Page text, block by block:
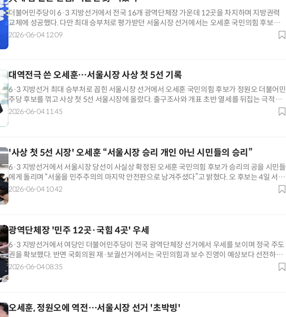
더불어민주당이 6·3 지방선거에서 전국 16개 광역단체장 가운데 12곳을 차지하며 지방권력
교체에 성공했다. 다만 최대 승부처로 평가받던 서울시장 선거에서는 오세훈 국민의힘 후보에
막판 역전을 허용하면서 1패 이상의 타격을 입었다. 4일 중앙선거관리위원회 개표 결과에 따르
2026-06-04 12:09
대역전극 쓴 오세훈…서울시장 사상 첫 5선 기록
6·3 지방선거 최대 승부처로 꼽힌 서울시장 선거에서 오세훈 국민의힘 후보가 정원오 더불어민
주당 후보를 꺾고 사상 첫 5선 서울시장에 올랐다. 출구조사와 개표 초반 열세를 뒤집는 극적인
역전승을 거둔 오 후보는 서울시정의 연속성을 확보하는 동시에 보수 진영의 대표 주자로서 정
2026-06-04 11:45
'사상 첫 5선 시장' 오세훈 “서울시장 승리 개인 아닌 시민들의 승리”
6·3 지방선거에서 서울시장 당선이 사실상 확정된 오세훈 국민의힘 후보가 승리의 공을 시민들
에게 돌리며 “서울을 민주주의의 마지막 안전판으로 남겨주셨다”고 밝혔다. 오 후보는 4일 서울
종로구 대왕빌딩에 마련된 선거캠프에서 당선 소감을 통해 “이번 선거는 저 오세훈 개인의 승리
2026-06-04 10:42
광역단체장 '민주 12곳·국힘 4곳' 우세
6·3 지방선거에서 여당인 더불어민주당이 전국 광역단체장 선거에서 우세를 보이며 정국 주도
권을 확보했다. 반면 국회의원 재·보궐선거에서는 국민의힘과 보수 진영이 예상보다 선전하면
서 향후 정치권의 견제 구도도 유지될 전망이다. 중앙선거관리위원회에 따르면 4일 오전 8시 30
2026-06-04 08:35
오세훈, 정원오에 역전…서울시장 선거 '초박빙'